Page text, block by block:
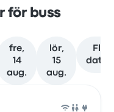
för buss
fre,
14
aug.
lör,
15
aug.
Fler